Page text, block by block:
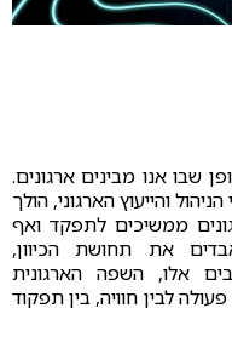
שבו אנו מבינים ארגונים.
והייעוץ הארגוני, הולך
ממשיכים לתפקד ואף
את תחושת הכיוון,
אלו, השפה הארגונית
לבין חוויה, בין תפקוד